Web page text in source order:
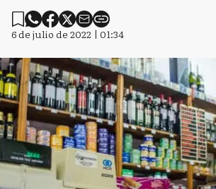
6 de julio de 2022 | 01:34